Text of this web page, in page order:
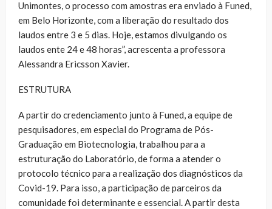
Unimontes, o processo com amostras era enviado à Funed,
em Belo Horizonte, com a liberação do resultado dos
laudos entre 3 e 5 dias. Hoje, estamos divulgando os
laudos ente 24 e 48 horas”, acrescenta a professora
Alessandra Ericsson Xavier.
ESTRUTURA
A partir do credenciamento junto à Funed, a equipe de
pesquisadores, em especial do Programa de Pós-
Graduação em Biotecnologia, trabalhou para a
estruturação do Laboratório, de forma a atender o
protocolo técnico para a realização dos diagnósticos da
Covid-19. Para isso, a participação de parceiros da
comunidade foi determinante e essencial. A partir desta